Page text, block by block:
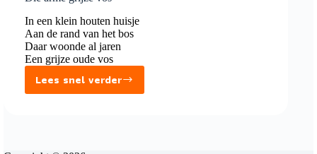
In een klein houten huisje
Aan de rand van het bos
Daar woonde al jaren
Een grijze oude vos
Lees snel verder
Die